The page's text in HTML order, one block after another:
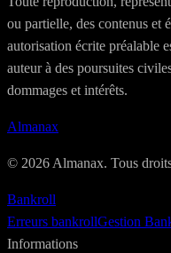
ou partielle, des contenus et
autorisation écrite préalable
auteur à des poursuites
dommages et intérêts.
Almanax
© 2026 Almanax. Tous
Bankroll
Erreurs bankrollGestion
Informations